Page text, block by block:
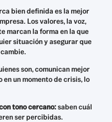
bien definida es la mejor
Los valores, la voz,
marcan la forma en la que
situación y asegurar que
son, comunican mejor
un momento de crisis, lo
tono cercano:saben cuál
ser percibidas.